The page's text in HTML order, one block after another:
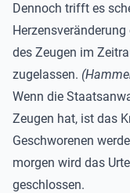
Dennoch trifft es
des Zeugen im
zugelassen.
Wenn die
Zeugen hat, ist das
Geschworenen
morgen wird das
geschlossen.